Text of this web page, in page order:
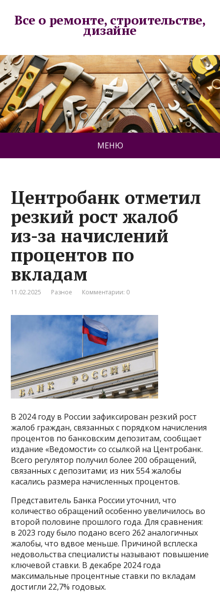
Все о ремонте, строительстве,
дизайне
МЕНЮ
Центробанк отметил
резкий рост жалоб
из-за начислений
процентов по
вкладам
11.02.2025 Разное Комментарии: 0
В 2024 году в России зафиксирован резкий рост
жалоб граждан, связанных с порядком начисления
процентов по банковским депозитам, сообщает
издание «Ведомости» со ссылкой на Центробанк.
Всего регулятор получил более 200 обращений,
связанных с депозитами; из них 554 жалобы
касались размера начисленных процентов.
Представитель Банка России уточнил, что
количество обращений особенно увеличилось во
второй половине прошлого года. Для сравнения:
в 2023 году было подано всего 262 аналогичных
жалобы, что вдвое меньше. Причиной всплеска
недовольства специалисты называют повышение
ключевой ставки. В декабре 2024 года
максимальные процентные ставки по вкладам
достигли 22,7% годовых.